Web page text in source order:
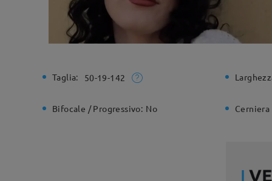
Taglia: 50-19-142
Bifocale / Progressivo: No Cerniera